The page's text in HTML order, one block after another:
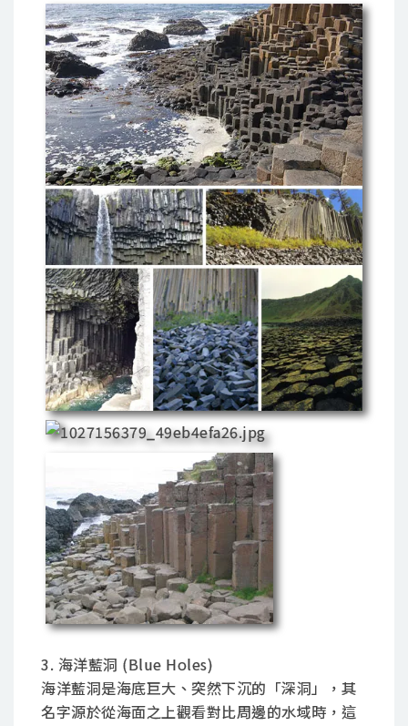
3. 海洋藍洞 (Blue Holes)
海洋藍洞是海底巨大、突然下沉的「深洞」，其
名字源於從海面之上觀看對比周邊的水域時，這